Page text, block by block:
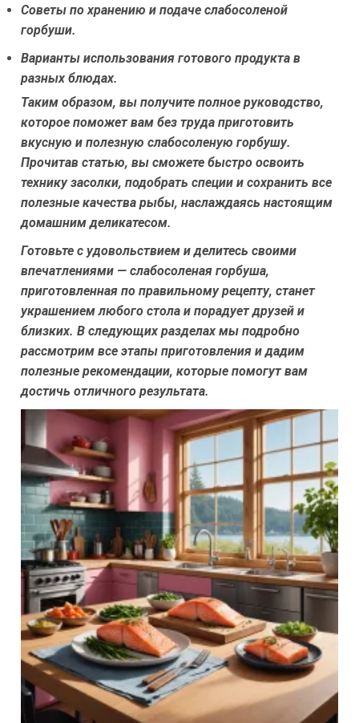
Советы по хранению и подаче слабосоленой
горбуши.
Варианты использования готового продукта в
разных блюдах.
Таким образом, вы получите полное руководство,
которое поможет вам без труда приготовить
вкусную и полезную слабосоленую горбушу.
Прочитав статью, вы сможете быстро освоить
технику засолки, подобрать специи и сохранить все
полезные качества рыбы, наслаждаясь настоящим
домашним деликатесом.
Готовьте с удовольствием и делитесь своими
впечатлениями — слабосоленая горбуша,
приготовленная по правильному рецепту, станет
украшением любого стола и порадует друзей и
близких. В следующих разделах мы подробно
рассмотрим все этапы приготовления и дадим
полезные рекомендации, которые помогут вам
достичь отличного результата.